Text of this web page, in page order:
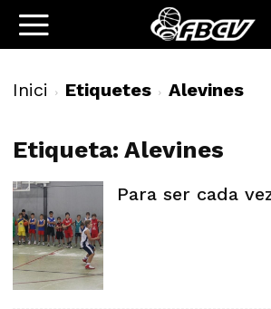
Inici Etiquetes Alevines
Etiqueta: Alevines
Para ser cada